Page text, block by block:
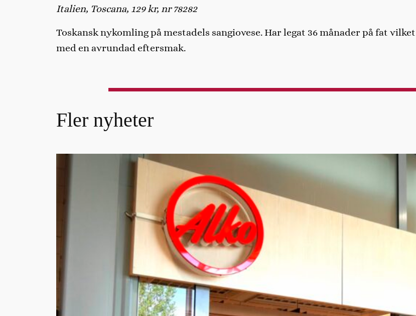
Italien, Toscana, 129 kr, nr 78282
Toskansk nykomling på mestadels sangiovese. Har legat 36 månader på fat
med en avrundad eftersmak.
Fler nyheter